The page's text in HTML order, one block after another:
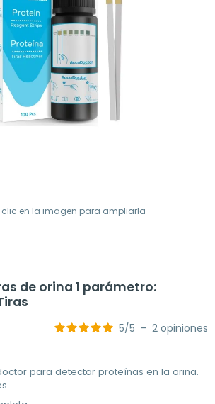
clic en la imagen para ampliarla
de orina 1 parámetro:
5/5 - 2 opiniones
para detectar proteínas en la orina.